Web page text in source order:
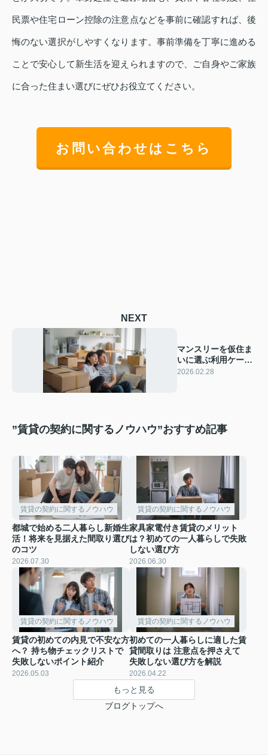
民票や住宅ローン控除の注意点などを事前に確認すれば、後
悔のない選択がしやすくなります。事前準備を丁寧に進める
ことで安心して新生活を迎えられますので、ご自身やご家族
に合った住まい選びにぜひお役立てください。
お問い合わせはこちら
NEXT
マンスリーを仮住ま
いに選ぶ利用ケース
は？初めての方へ費
2026.02.28
”賃貸の契約に関するノウハウ”おすすめ記事
賃貸の契約に関するノウハウ
都城で始める二人暮らし新婚生
活！将来を見据えた間取り選び
のコツ
2026.07.30
賃貸の契約に関するノウハウ
家具家電付き賃貸のメリット
は？初めての一人暮らしで失敗
しない選び方
2026.06.30
賃貸の契約に関するノウハウ
賃貸の初めての内見で不安な方
へ？ 持ち物チェックリストで
失敗しないポイント紹介
2026.05.03
賃貸の契約に関するノウハウ
初めての一人暮らしに適した賃
貸間取りは 注意点を押さえて
失敗しない選び方を解説
2026.04.22
もっと見る
ブログトップへ